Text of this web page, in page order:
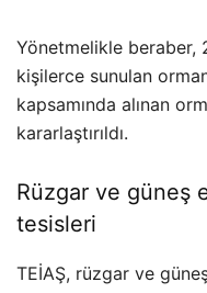
Yönetmelikle beraber,
kişilerce sunulan
kapsamında alınan
kararlaştırıldı.
Rüzgar ve güneş
tesisleri
TEİAŞ, rüzgar ve